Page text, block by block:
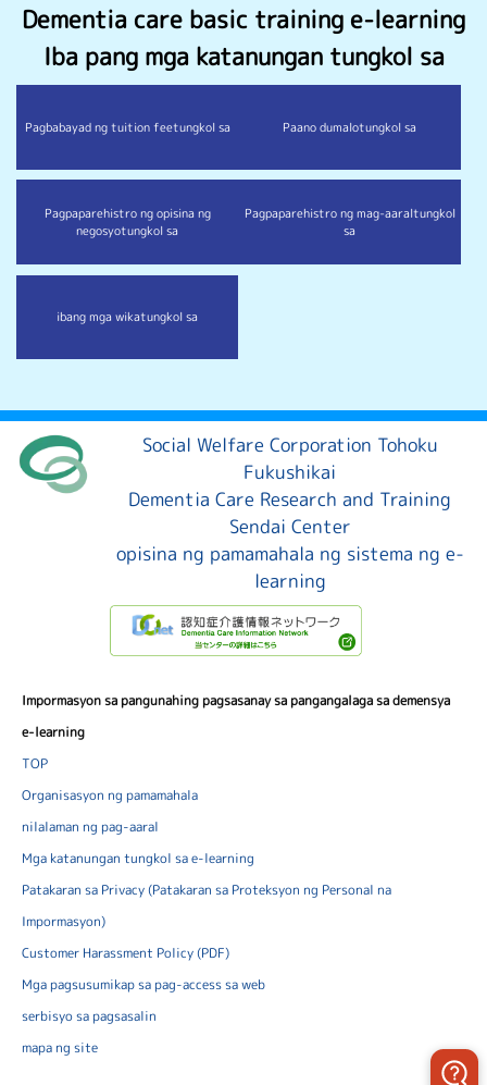
Dementia care basic training e-learning
Iba pang mga katanungan tungkol sa
Pagbabayad ng tuition feetungkol sa Paano dumalotungkol sa
Pagpaparehistro ng opisina ng
negosyotungkol sa
Pagpaparehistro ng mag-aaraltungkol
sa
ibang mga wikatungkol sa
Social Welfare Corporation Tohoku
Fukushikai
Dementia Care Research and Training
Sendai Center
opisina ng pamamahala ng sistema ng e-
learning
Impormasyon sa pangunahing pagsasanay sa pangangalaga sa demensya
e-learning
TOP
Organisasyon ng pamamahala
nilalaman ng pag-aaral
Mga katanungan tungkol sa e-learning
Patakaran sa Privacy (Patakaran sa Proteksyon ng Personal na
Impormasyon)
Customer Harassment Policy (PDF)
Mga pagsusumikap sa pag-access sa web
serbisyo sa pagsasalin
mapa ng site